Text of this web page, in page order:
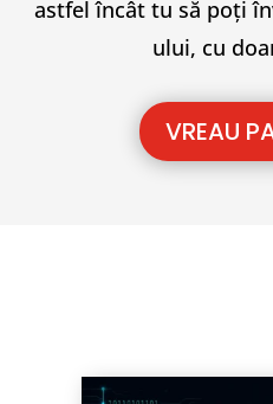
astfel încât tu să poți
ului, cu
VREAU